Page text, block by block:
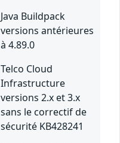
Java Buildpack
versions antérieures
à 4.89.0
Telco Cloud
Infrastructure
versions 2.x et 3.x
sans le correctif de
sécurité KB428241